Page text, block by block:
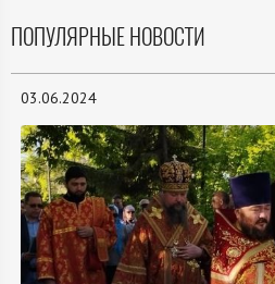
ПОПУЛЯРНЫЕ НОВОСТИ
03.06.2024